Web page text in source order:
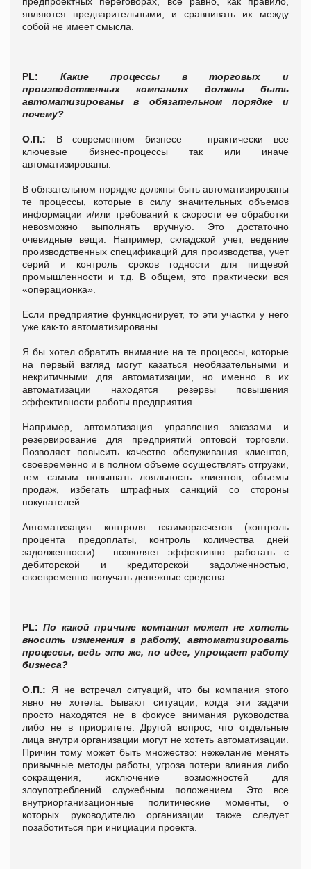
являются предварительными, и сравнивать их между
собой не имеет смысла.
PL: Какие процессы в торговых и
производственных компаниях должны быть
автоматизированы в обязательном порядке и
почему?
О.П.: В современном бизнесе – практически все
ключевые бизнес-процессы так или иначе
автоматизированы.
В обязательном порядке должны быть автоматизированы
те процессы, которые в силу значительных объемов
информации и/или требований к скорости ее обработки
невозможно выполнять вручную. Это достаточно
очевидные вещи. Например, складской учет, ведение
производственных спецификаций для производства, учет
серий и контроль сроков годности для пищевой
промышленности и т.д. В общем, это практически вся
«операционка».
Если предприятие функционирует, то эти участки у него
уже как-то автоматизированы.
Я бы хотел обратить внимание на те процессы, которые
на первый взгляд могут казаться необязательными и
некритичными для автоматизации, но именно в их
автоматизации находятся резервы повышения
эффективности работы предприятия.
Например, автоматизация управления заказами и
резервирование для предприятий оптовой торговли.
Позволяет повысить качество обслуживания клиентов,
своевременно и в полном объеме осуществлять отгрузки,
тем самым повышать лояльность клиентов, объемы
продаж, избегать штрафных санкций со стороны
покупателей.
Автоматизация контроля взаиморасчетов (контроль
процента предоплаты, контроль количества дней
задолженности) позволяет эффективно работать с
дебиторской и кредиторской задолженностью,
своевременно получать денежные средства.
PL: По какой причине компания может не хотеть
вносить изменения в работу, автоматизировать
процессы, ведь это же, по идее, упрощает работу
бизнеса?
О.П.: Я не встречал ситуаций, что бы компания этого
явно не хотела. Бывают ситуации, когда эти задачи
просто находятся не в фокусе внимания руководства
либо не в приоритете. Другой вопрос, что отдельные
лица внутри организации могут не хотеть автоматизации.
Причин тому может быть множество: нежелание менять
привычные методы работы, угроза потери влияния либо
сокращения, исключение возможностей для
злоупотреблений служебным положением. Это все
внутриорганизационные политические моменты, о
которых руководителю организации также следует
позаботиться при инициации проекта.